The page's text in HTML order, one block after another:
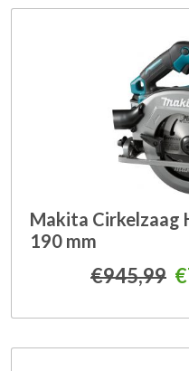
Makita Cirkelzaag
190 mm
€945,99 €